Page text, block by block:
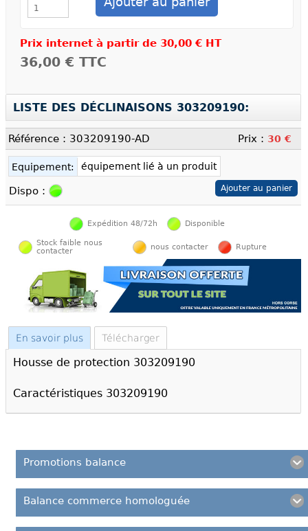
Prix internet à partir de 30,00 € HT
36,00 € TTC
LISTE DES DÉCLINAISONS 303209190:
Référence : 303209190-AD Prix : 30 €
Equipement: équipement lié à un produit
Dispo :
Expédition 48/72h Disponible
Stock faible nous
contacter
nous contacter Rupture
En savoir plus Télécharger
Housse de protection 303209190
Caractéristiques 303209190
Promotions balance
Balance commerce homologuée